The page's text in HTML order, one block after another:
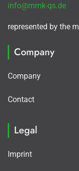
info@mmk-qs.de
represented by the
Company
Company
Contact
Legal
Imprint